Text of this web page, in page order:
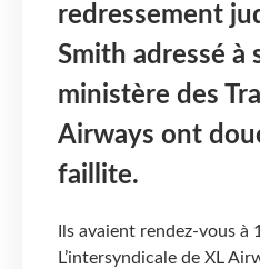
redressement
Smith adressé à
ministère des
Airways ont
faillite.
Ils avaient rendez-vous
L’intersyndicale de XL